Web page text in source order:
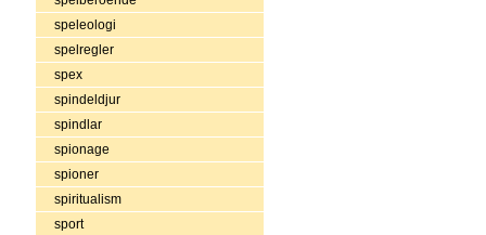
speleologi
spelregler
spex
spindeldjur
spindlar
spionage
spioner
spiritualism
sport